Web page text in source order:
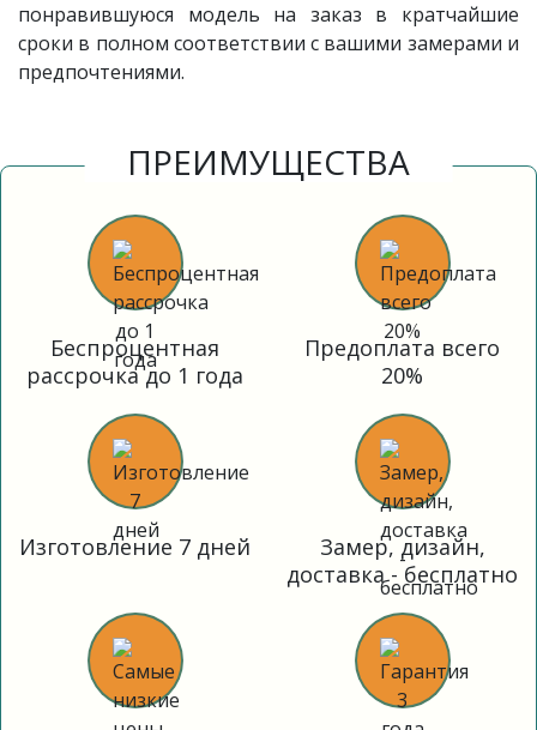
понравившуюся модель на заказ в кратчайшие
сроки в полном соответствии с вашими замерами и
предпочтениями.
ПРЕИМУЩЕСТВА
Беспроцентная
рассрочка до 1 года
Предоплата всего
20%
Изготовление 7 дней
Замер, дизайн,
доставка - бесплатно